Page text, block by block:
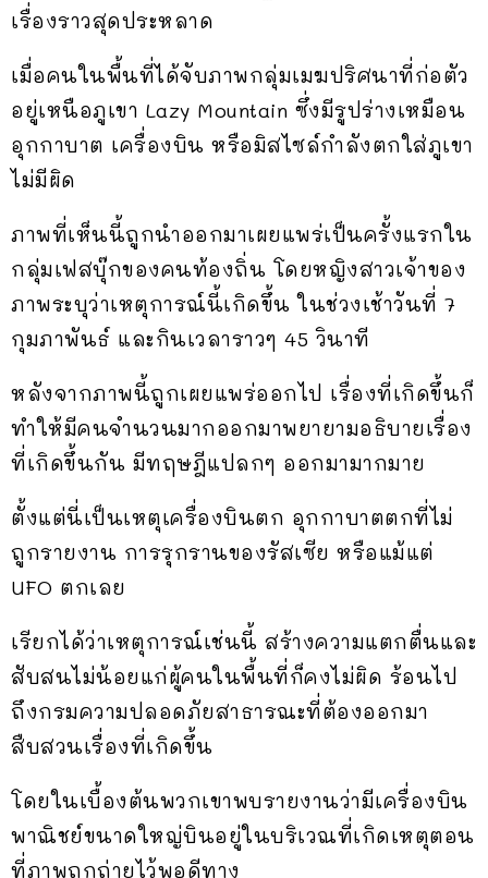
เรื่องราวสุดประหลาด
เมื่อคนในพื้นที่ได้จับภาพกลุ่มเมฆปริศนาที่ก่อตัว
อยู่เหนือภูเขา Lazy Mountain ซึ่งมีรูปร่างเหมือน
อุกกาบาต เครื่องบิน หรือมิสไซล์กำลังตกใส่ภูเขา
ไม่มีผิด
ภาพที่เห็นนี้ถูกนำออกมาเผยแพร่เป็นครั้งแรกใน
กลุ่มเฟสบุ๊กของคนท้องถิ่น โดยหญิงสาวเจ้าของ
ภาพระบุว่าเหตุการณ์นี้เกิดขึ้น ในช่วงเช้าวันที่ 7
กุมภาพันธ์ และกินเวลาราวๆ 45 วินาที
หลังจากภาพนี้ถูกเผยแพร่ออกไป เรื่องที่เกิดขึ้นก็
ทำให้มีคนจำนวนมากออกมาพยายามอธิบายเรื่อง
ที่เกิดขึ้นกัน มีทฤษฎีแปลกๆ ออกมามากมาย
ตั้งแต่นี่เป็นเหตุเครื่องบินตก อุกกาบาตตกที่ไม่
ถูกรายงาน การรุกรานของรัสเซีย หรือแม้แต่
UFO ตกเลย
เรียกได้ว่าเหตุการณ์เช่นนี้ สร้างความแตกตื่นและ
สับสนไม่น้อยแก่ผู้คนในพื้นที่ก็คงไม่ผิด ร้อนไป
ถึงกรมความปลอดภัยสาธารณะที่ต้องออกมา
สืบสวนเรื่องที่เกิดขึ้น
โดยในเบื้องต้นพวกเขาพบรายงานว่ามีเครื่องบิน
พาณิชย์ขนาดใหญ่บินอยู่ในบริเวณที่เกิดเหตุตอน
ที่ภาพถูกถ่ายไว้พอดีทาง